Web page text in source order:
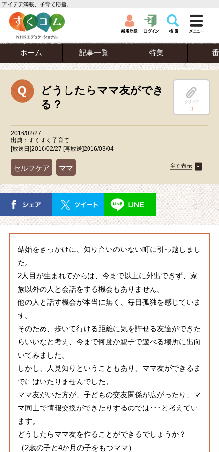
アイデア満載、子育て応援。
ホーム 記事一覧 特集
どうしたらママ友ができ
る？
クリップ
3
2016/02/27
出典：すくすく子育て
[放送日]2016/02/27 [再放送]2016/03/04
セルフケア ママ
結婚をきっかけに、知り合いのいない町に引っ越しまし
た。
2人目が生まれてからは、今まで以上に外出できず、家
族以外の人と会話をする機会もありません。
他の人と話す機会が本当に無く、毎日孤独を感じていま
す。
そのため、歩いて行ける距離に気を許せる友達ができた
らいいなと考え、今まで何度か親子で遊べる場所に出向
いてみました。
しかし、人見知りということもあり、ママ友ができるま
でにはいたりませんでした。
ママ友がいた方が、子どもの交友関係が広がったり、マ
マ同士で情報交換ができたりするのでは･･･と考えてい
ます。
どうしたらママ友を作ることができるでしょうか？
（2歳の子と4か月の子をもつママ）